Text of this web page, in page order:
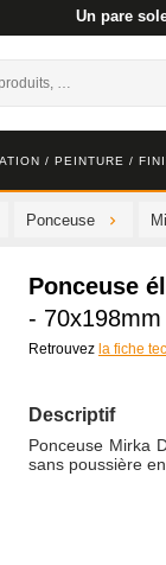
Un pare
/ PEINTURE /
Ponceuse
Ponceuse
- 70x198mm
Retrouvez la fiche
Descriptif
Ponceuse Mirka
sans poussière